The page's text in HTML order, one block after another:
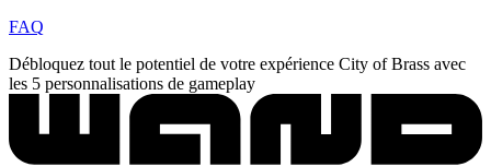
FAQ
Débloquez tout le potentiel de votre expérience City of Brass avec
les 5 personnalisations de gameplay